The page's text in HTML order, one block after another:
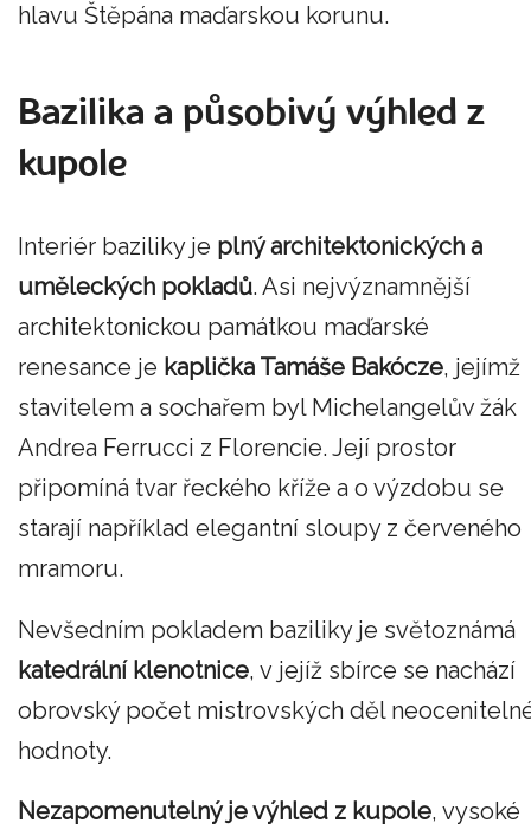
hlavu Štěpána maďarskou korunu.
Bazilika a působivý výhled z
kupole
Interiér baziliky je plný architektonických a
uměleckých pokladů. Asi nejvýznamnější
architektonickou památkou maďarské
renesance je kaplička Tamáše Bakócze, jejímž
stavitelem a sochařem byl Michelangelův žák
Andrea Ferrucci z Florencie. Její prostor
připomíná tvar řeckého kříže a o výzdobu se
starají například elegantní sloupy z červeného
mramoru.
Nevšedním pokladem baziliky je světoznámá
katedrální klenotnice, v jejíž sbírce se nachází
obrovský počet mistrovských děl
hodnoty.
Nezapomenutelný je výhled z kupole, vysoké